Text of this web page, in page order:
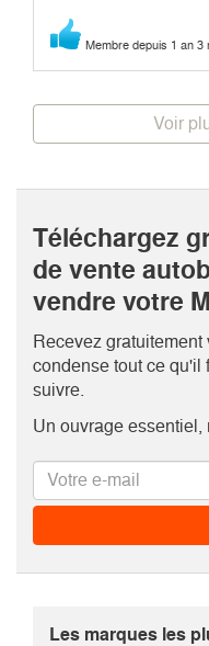
Membre depuis 1 an 3
Voir
Téléchargez
de vente
vendre votre
Recevez
condense tout ce qu'il
suivre.
Un ouvrage essentiel,
Les marques les